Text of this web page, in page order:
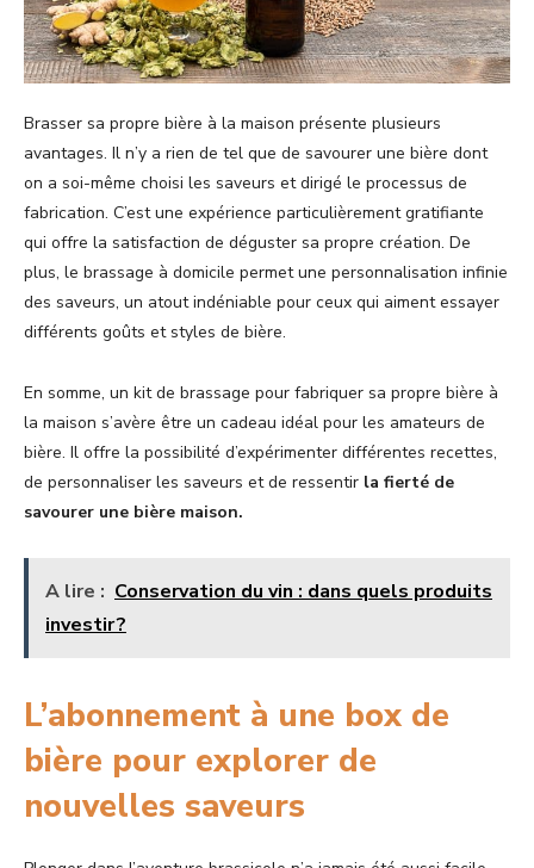
Brasser sa propre bière à la maison présente plusieurs
avantages. Il n’y a rien de tel que de savourer une bière dont
on a soi-même choisi les saveurs et dirigé le processus de
fabrication. C’est une expérience particulièrement gratifiante
qui offre la satisfaction de déguster sa propre création. De
plus, le brassage à domicile permet une personnalisation infinie
des saveurs, un atout indéniable pour ceux qui aiment essayer
différents goûts et styles de bière.
En somme, un kit de brassage pour fabriquer sa propre bière à
la maison s’avère être un cadeau idéal pour les amateurs de
bière. Il offre la possibilité d’expérimenter différentes recettes,
de personnaliser les saveurs et de ressentir la fierté de
savourer une bière maison.
A lire : Conservation du vin : dans quels produits
investir ?
L’abonnement à une box de
bière pour explorer de
nouvelles saveurs